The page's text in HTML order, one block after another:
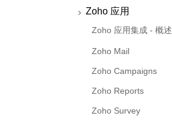
Zoho 应用
Zoho 应用集成 - 概述
Zoho Mail
Zoho Campaigns
Zoho Reports
Zoho Survey